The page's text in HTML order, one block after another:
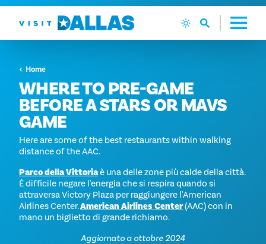
Vai al contenuto
Home
WHERE TO PRE-GAME
BEFORE A STARS OR MAVS
GAME
Here are some of the best restaurants within walking
distance of the AAC.
Parco della Vittoriaè una delle zone più calde della città.
È difficile negare l'energia che si respira quando si
attraversa Victory Plaza per raggiungere l'American
Airlines Center.American Airlines Center(AAC) con in
mano un biglietto di grande richiamo.
Aggiornato a ottobre 2024